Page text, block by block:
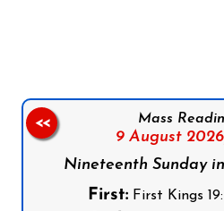
Mass
9 August 2026,
Nineteenth Sunday
First: First Kings 19:
<<